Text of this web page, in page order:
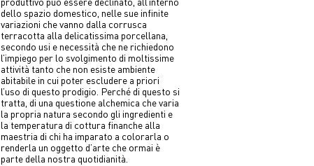
produttivo può essere declinato, all’interno
dello spazio domestico, nelle sue infinite
variazioni che vanno dalla corrusca
terracotta alla delicatissima porcellana,
secondo usi e necessità che ne richiedono
l’impiego per lo svolgimento di moltissime
attività tanto che non esiste ambiente
abitabile in cui poter escludere a priori
l’uso di questo prodigio. Perché di questo si
tratta, di una questione alchemica che varia
la propria natura secondo gli ingredienti e
la temperatura di cottura finanche alla
maestria di chi ha imparato a colorarla o
renderla un oggetto d’arte che ormai è
parte della nostra quotidianità.